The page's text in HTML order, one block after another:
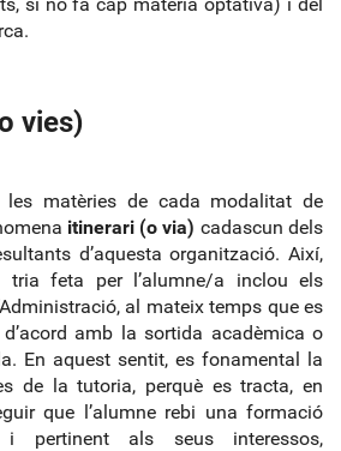
vies)
les matèries de cada modalitat de
itinerari (o via) cadascun dels
d’aquesta organització. Així,
tria feta per l’alumne/a inclou els
al mateix temps que es
amb la sortida acadèmica o
En aquest sentit, es fonamental la
de la tutoria, perquè es tracta, en
que l’alumne rebi una formació
i pertinent als seus interessos,